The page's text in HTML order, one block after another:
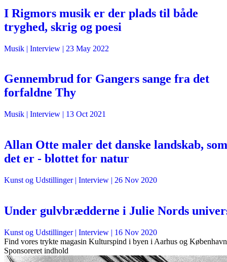
I Rigmors musik er der plads til både
tryghed, skrig og poesi
Musik | Interview | 23 May 2022
Gennembrud for Gangers sange fra det
forfaldne Thy
Musik | Interview | 13 Oct 2021
Allan Otte maler det danske landskab, som
det er - blottet for natur
Kunst og Udstillinger| Interview | 26 Nov 2020
Under gulvbrædderne i Julie Nords
Kunst og Udstillinger| Interview | 16 Nov 2020
Find vores trykte magasin Kulturspind i byen i Aarhus og København
Sponsoreret indhold